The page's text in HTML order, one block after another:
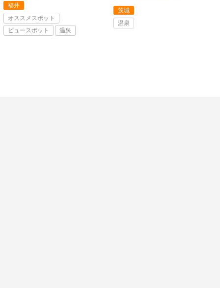
福井
オススメスポット
ビュースポット
温泉
茨城
温泉